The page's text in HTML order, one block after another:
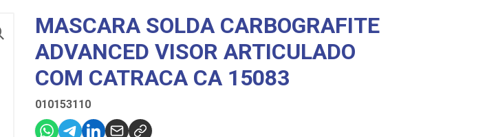
MASCARA SOLDA CARBOGRAFITE
ADVANCED VISOR ARTICULADO
COM CATRACA CA 15083
010153110